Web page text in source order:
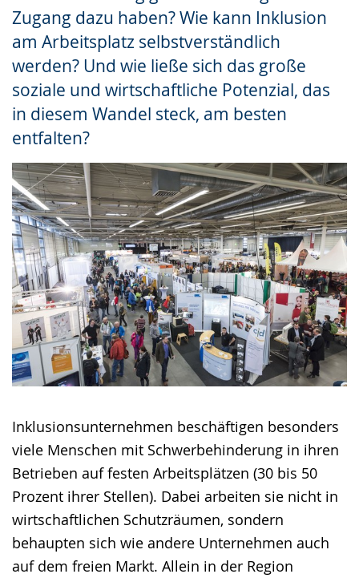
Zugang dazu haben? Wie kann Inklusion
am Arbeitsplatz selbstverständlich
werden? Und wie ließe sich das große
soziale und wirtschaftliche Potenzial, das
in diesem Wandel steck, am besten
entfalten?
Inklusionsunternehmen beschäftigen besonders
viele Menschen mit Schwerbehinderung in ihren
Betrieben auf festen Arbeitsplätzen (30 bis 50
Prozent ihrer Stellen). Dabei arbeiten sie nicht in
wirtschaftlichen Schutzräumen, sondern
behaupten sich wie andere Unternehmen auch
auf dem freien Markt. Allein in der Region